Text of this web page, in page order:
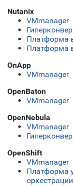
Nutanix
VMmanager
Платформа
Платформа
OnApp
VMmanager
OpenBaton
VMmanager
OpenNebula
VMmanager
OpenShift
VMmanager
Платформа